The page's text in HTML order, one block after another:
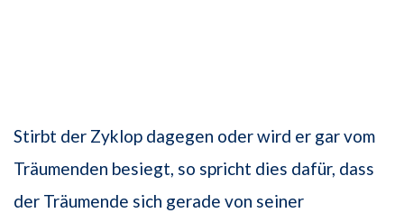
Stirbt der Zyklop dagegen oder wird er gar vom
Träumenden besiegt, so spricht dies dafür, dass
der Träumende sich gerade von seiner